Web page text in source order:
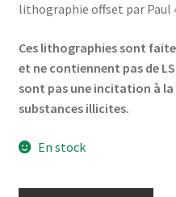
lithographie offset par Paul
Ces lithographies sont
et ne contiennent pas de
sont pas une incitation à
substances illicites.
En stock